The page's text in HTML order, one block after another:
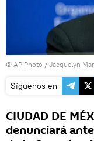
© AP Photo / Jacquelyn
Síguenos en
CIUDAD DE
denunciará